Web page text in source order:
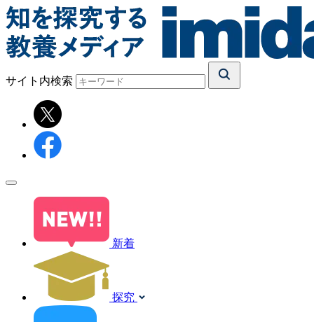
サイト内検索
新着
探究